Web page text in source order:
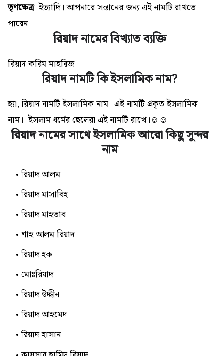
তৃণক্ষেত্র ইত্যাদি। আপনারে সন্তানের জন্য এই নামটি রাখতে
পারেন।
রিয়াদ নামের বিখ্যাত ব্যক্তি
রিয়াদ করিম মাহরিজ
রিয়াদ নামটি কি ইসলামিক নাম?
হ্যা, রিয়াদ নামটি ইসলামিক নাম। এই নামটি প্রকৃত ইসলামিক
নাম। ইসলাম ধর্মের ছেলেরা এই নামটি রাখে।☺☺
রিয়াদ নামের সাথে ইসলামিক আরো কিছু সুন্দর
নাম
রিয়াদ আলম
রিয়াদ মাসাবিহ
রিয়াদ মাহতাব
শাহ আলম রিয়াদ
রিয়াদ হক
মোঃরিয়াদ
রিয়াদ উদ্দীন
রিয়াদ আহমেদ
রিয়াদ হাসান